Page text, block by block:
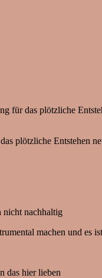
das plötzliche
Entstehen
nicht nachhaltig
machen und es
das hier lieben